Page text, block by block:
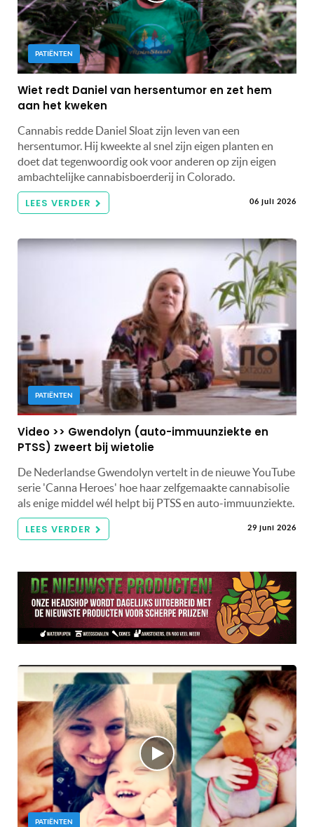
PATIËNTEN
Wiet redt Daniel van hersentumor en zet hem
aan het kweken
Cannabis redde Daniel Sloat zijn leven van een
hersentumor. Hij kweekte al snel zijn eigen planten en
doet dat tegenwoordig ook voor anderen op zijn eigen
ambachtelijke cannabisboerderij in Colorado.
LEES VERDER 06 juli 2026
PATIËNTEN
Video >> Gwendolyn (auto-immuunziekte en
PTSS) zweert bij wietolie
De Nederlandse Gwendolyn vertelt in de nieuwe YouTube
serie 'Canna Heroes' hoe haar zelfgemaakte cannabisolie
als enige middel wél helpt bij PTSS en auto-immuunziekte.
LEES VERDER 29 juni 2026
PATIËNTEN